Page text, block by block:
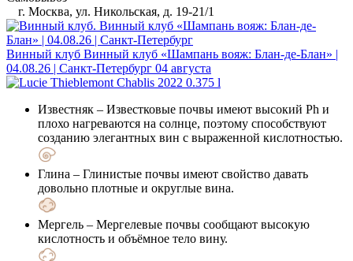
г. Москва, ул. Никольская, д. 19-21/1
Винный клуб Винный клуб «Шампань вояж: Блан-де-Блан» |
04.08.26 | Санкт-Петербург 04 августа
Известняк – Известковые почвы имеют высокий Ph и
плохо нагреваются на солнце, поэтому способствуют
созданию элегантных вин с выраженной кислотностью.
Глина – Глинистые почвы имеют свойство давать
довольно плотные и округлые вина.
Мергель – Мергелевые почвы сообщают высокую
кислотность и объёмное тело вину.